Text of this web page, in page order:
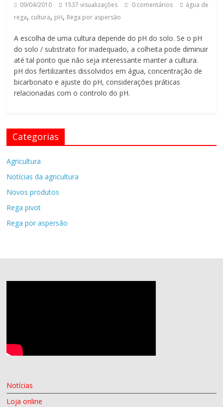
09/04/2010 1537 visualizações 0 comentários
água de
rega, cultura, pH, Rega por aspersão
A escolha de uma cultura depende do pH do solo. Se o pH
do solo / substrato for inadequado, a colheita pode diminuir
até tal ponto que não seja interessante manter a cultura.
pH dos fertilizantes dissolvidos em água, concentração de
bicarbonato e ajuste do pH, considerações práticas
relacionadas com o controlo do pH.
Categorias
Agricultura
Notícias da agricultura
Novos produtos
Rega pivot
Rega por aspersão
Notícias
Loja online